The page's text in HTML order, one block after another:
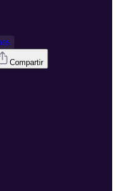
Compartir